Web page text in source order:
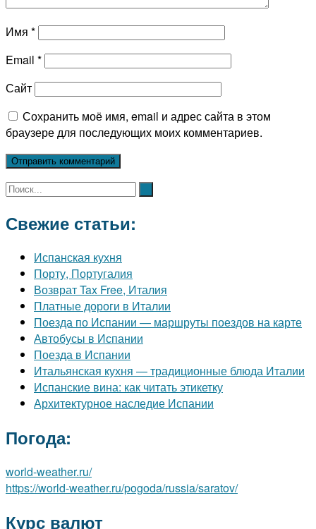
Имя *
Email *
Сайт
Сохранить моё имя, email и адрес сайта в этом
браузере для последующих моих комментариев.
Свежие статьи:
Испанская кухня
Порту, Португалия
Возврат Tax Free, Италия
Платные дороги в Италии
Поезда по Испании — маршруты поездов на карте
Автобусы в Испании
Поезда в Испании
Итальянская кухня — традиционные блюда Италии
Испанские вина: как читать этикетку
Архитектурное наследие Испании
Погода:
world-weather.ru/
https://world-weather.ru/pogoda/russia/saratov/
Курс валют